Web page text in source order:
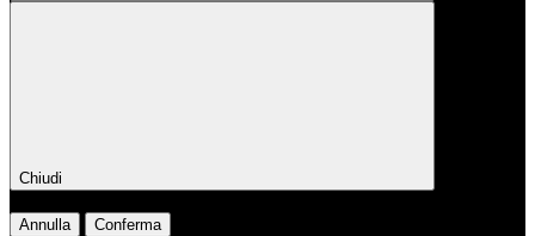
Chiudi
Annulla Conferma